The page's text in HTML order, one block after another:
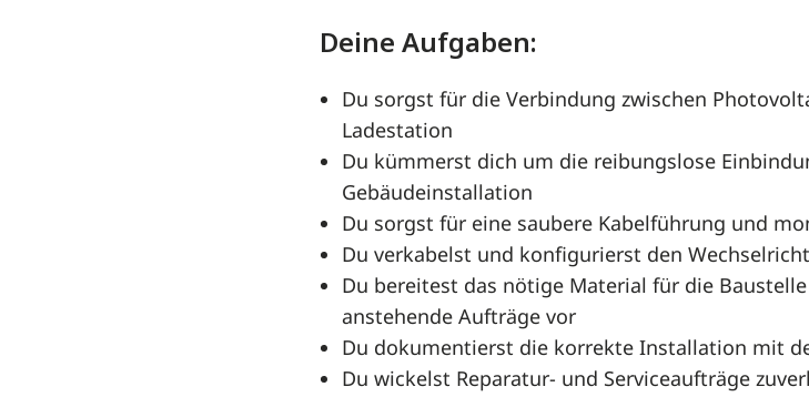
Deine Aufgaben:
Du sorgst für die Verbindung zwischen
Ladestation
Du kümmerst dich um die reibungslose
Gebäudeinstallation
Du sorgst für eine saubere Kabelführung und
Du verkabelst und konfigurierst den
Du bereitest das nötige Material für die
anstehende Aufträge vor
Du dokumentierst die korrekte Installation mit
Du wickelst Reparatur- und Serviceaufträge